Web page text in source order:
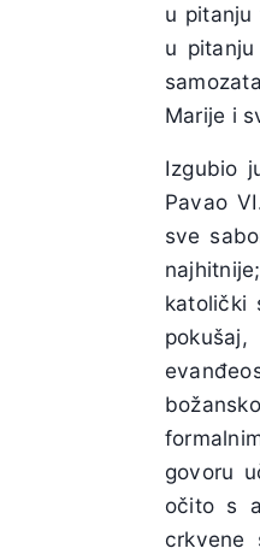
u pitanju
u
Marije i
Izgubio
Pavao
sve
katolički
govoru
očito s
crkvene